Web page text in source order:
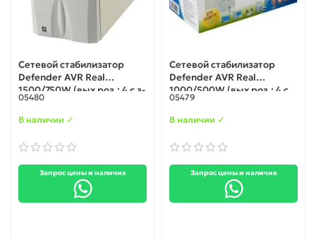
Сетевой стабилизатор
Defender AVR Real
1500/750W (вых роз.: 4 с з-
змл; вх 160-280В), box-2
(99020)
05480
В наличии ✓
Запрос цены и наличия
Сетевой стабилизатор
Defender AVR Real
1000/500W (вых роз.: 4 с
з-змл; вх 150-280В), box-5
(99019)
05479
В наличии ✓
Запрос цены и наличия